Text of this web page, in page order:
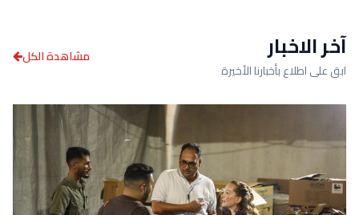
آخر الاخبار
ابق على اطلاع بأخبارنا الأخيرة
مشاهدة الكل